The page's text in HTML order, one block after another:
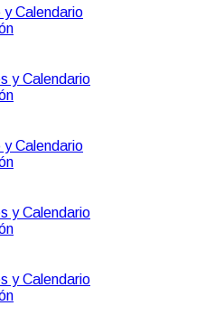
y Calendario
y Calendario
y Calendario
y Calendario
y Calendario